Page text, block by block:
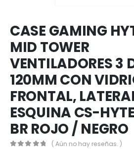
CASE GAMING
MID TOWER
VENTILADORES 3
120MM CON
FRONTAL,
ESQUINA CS-
BR ROJO / NEGRO
( Aún no hay reseñas. )